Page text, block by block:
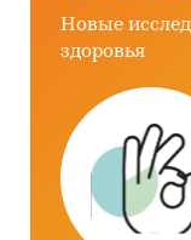
Новые
здоровья